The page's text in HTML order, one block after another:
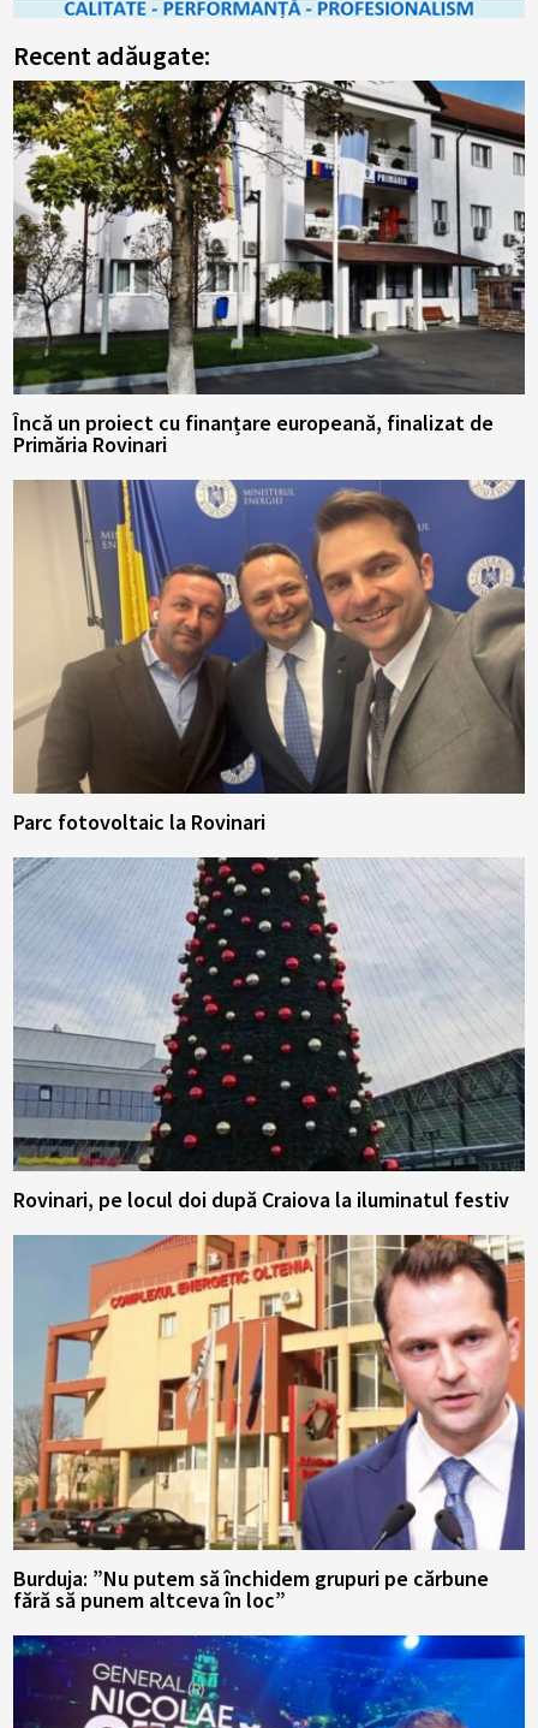
Recent adăugate:
Încă un proiect cu finanțare europeană, finalizat de
Primăria Rovinari
Parc fotovoltaic la Rovinari
Rovinari, pe locul doi după Craiova la iluminatul festiv
Burduja: ”Nu putem să închidem grupuri pe cărbune
fără să punem altceva în loc”